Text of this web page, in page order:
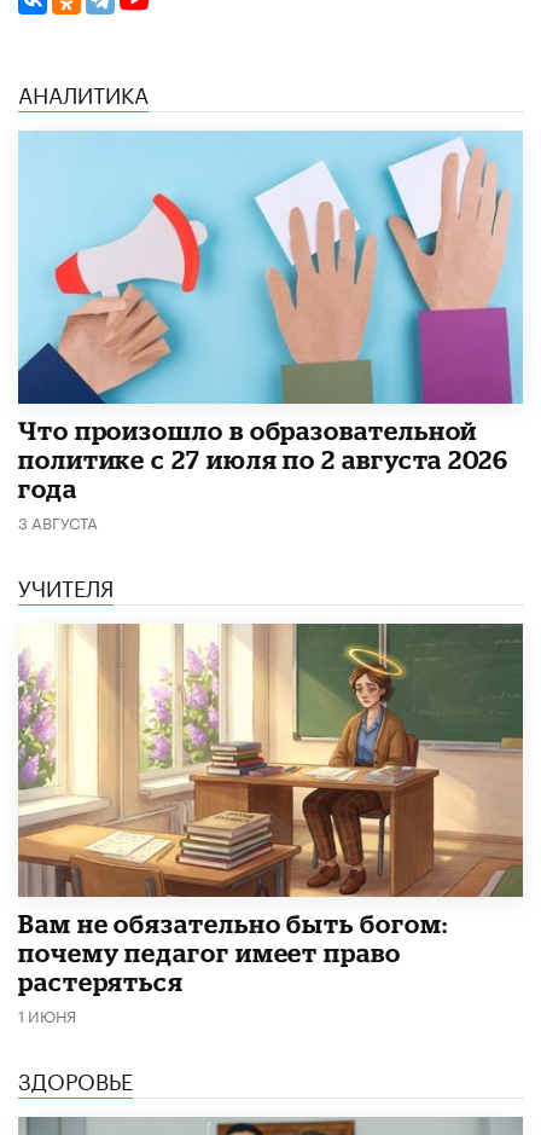
АНАЛИТИКА
​Что произошло в образовательной
политике с 27 июля по 2 августа 2026
года
3 АВГУСТА
УЧИТЕЛЯ
​Вам не обязательно быть богом:
почему педагог имеет право
растеряться
1 ИЮНЯ
ЗДОРОВЬЕ